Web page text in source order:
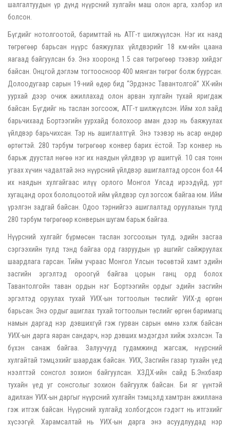
шалгалтуудын үр дүнд нүүрсний хулгайн маш олон арга, хэлбэр ил
болсон.
Бүгдийг нотолгоотой, баримттай нь АТГ-т шилжүүлсэн. Нэг их наяд
төгрөгөөр барьсан нүүрс баяжуулах үйлдвэрийг 18 км-ийн цаана
яагаад байгуулсан бэ. Энэ хооронд 1.5 сая төгрөгөөр тээвэр хийдэг
байсан. Онцгой дэглэм тогтоосноор 400 мянган төгрөг болж буурсан.
Долоодугаар сарын 19-ний өдөр бид “Эрдэнэс Тавантолгой” ХК-ийн
уурхай дээр очиж ажиллахад олон арван хулгайн тухай яригдаж
байсан. Бүгдийг нь таслан зогсоож, АТГ-т шилжүүлсэн. Ийм хол зайд
барьчихаад Бортээгийн уурхайд болохоор аман дээр нь баяжуулах
үйлдвэр барьчихсан. Тэр нь ашиглалтгүй. Энэ тээвэр нь асар өндөр
өртөгтэй. 280 тэрбум төгрөгөөр конвер барих ёстой. Тэр конвер нь
барьж дуустал нөгөө нэг их наядын үйлдвэр үр ашиггүй. 10 сая тонн
угаах хүчин чадалтай энэ нүүрсний үйлдвэр ашиглалтад орсон бол 44
их наядын хулгайгаас илүү орлого Монгол Улсад ирээдүйд, урт
хугацанд орох бололцоотой ийм үйлдвэр сул зогсож байгаа юм. Ийм
үрэлгэн задгай байсан. Одоо тэрнийгээ ашиглалтад оруулахын тулд
280 тэрбум төгрөгөөр конверын шугам барьж байгаа.
Нүүрсний хулгайг бүрмөсөн таслан зогсоохын тулд, эдийн засгаа
сэргээхийн тулд тэнд байгаа орд газруудын үр ашгийг сайжруулах
шаардлага гарсан. Тийм учраас Монгол Улсын төсөвтэй хамт эдийн
засгийн эргэлтэд ороогүй байгаа цорын ганц орд болох
Тавантолгойн таван ордын нэг Бортээгийн ордыг эдийн засгийн
эргэлтэд оруулах тухай УИХ-ын тогтоолын төслийг УИХ-д өргөн
барьсан. Энэ ордыг ашиглах тухай тогтоолын төслийг өргөн баримагц
намын даргад нэр дэвшихгүй гэж гурван сарын өмнө хэлж байсан
УИХ-ын дарга яаран сандарч, нэр дэвших мэдэгдэл хийж эхэлсэн. Та
бүхэн санаж байгаа. Залуучууд гудамжинд жагсаж, нүүрсний
хулгайтай тэмцэхийг шаардаж байсан. УИХ, Засгийн газар тухайн үед
нээлттэй сонсгол зохион байгуулсан. ХЗДХ-ийн сайд Б.Энхбаяр
тухайн үед уг сонсголыг зохион байгуулж байсан. Би яг үүнтэй
адилхан УИХ-ын даргыг нүүрсний хулгайн тэмцэлд хамтран ажиллана
гэж итгэж байсан. Нүүрсний хулгайд холбогдсон гэдэгт нь итгэхийг
хүсээгүй. Харамсалтай нь УИХ-ын дарга энэ асуудлуудад нэр